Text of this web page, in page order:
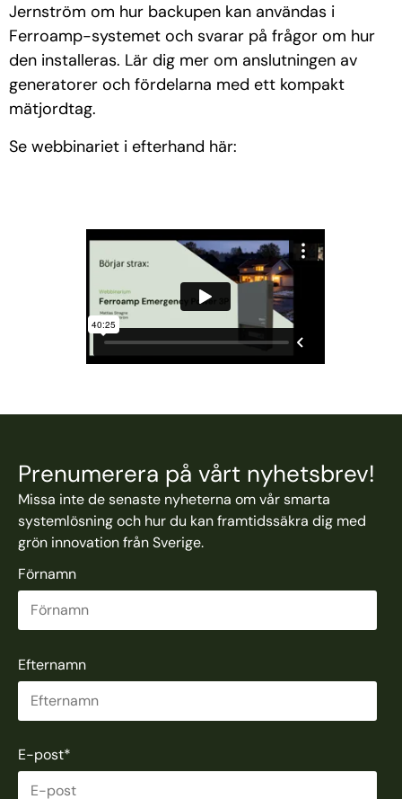
Jernström om hur backupen kan användas i
Ferroamp-systemet och svarar på frågor om hur
den installeras. Lär dig mer om anslutningen av
generatorer och fördelarna med ett kompakt
mätjordtag.
Se webbinariet i efterhand här:
Prenumerera på vårt nyhetsbrev!
Missa inte de senaste nyheterna om vår smarta
systemlösning och hur du kan framtidssäkra dig med
grön innovation från Sverige.
Förnamn
Efternamn
E-post*